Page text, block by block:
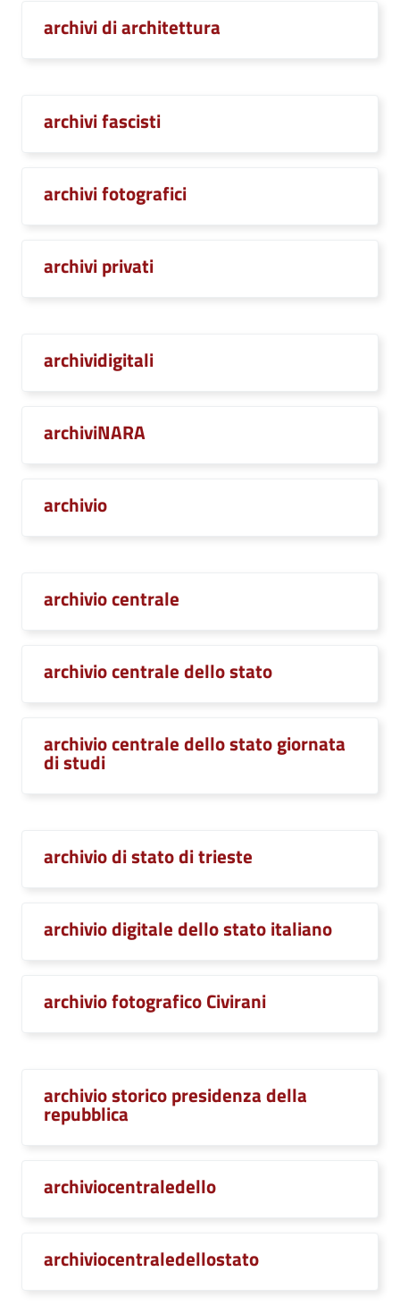
archivi di architettura
archivi fascisti
archivi fotografici
archivi privati
archividigitali
archiviNARA
archivio
archivio centrale
archivio centrale dello stato
archivio centrale dello stato giornata
di studi
archivio di stato di trieste
archivio digitale dello stato italiano
archivio fotografico Civirani
archivio storico presidenza della
repubblica
archiviocentraledello
archiviocentraledellostato